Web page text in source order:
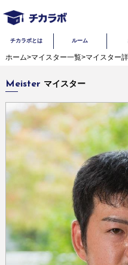
チカラボとは ルーム
ホーム>マイスター一覧>マイスター
Meister マイスター